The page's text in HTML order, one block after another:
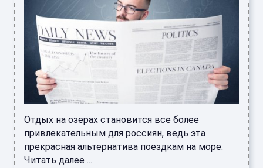
Отдых на озерах становится все более
привлекательным для россиян, ведь эта
прекрасная альтернатива поездкам на море.
Читать далее ...